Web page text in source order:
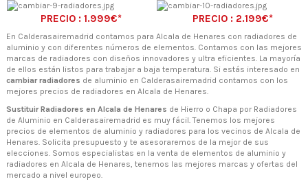
PRECIO : 1.999€* PRECIO : 2.199€*
En Calderasairemadrid contamos para Alcala de Henares con radiadores de
aluminio y con diferentes números de elementos. Contamos con las mejores
marcas de radiadores con diseños innovadores y ultra eficientes. La mayoría
de ellos están listos para trabajar a baja temperatura. Si estás interesado en
cambiar radiadores de aluminio en Calderasairemadrid contamos con los
mejores precios de radiadores en Alcala de Henares.
Sustituir Radiadores en Alcala de Henares de Hierro o Chapa por Radiadores
de Aluminio en Calderasairemadrid es muy fácil. Tenemos los mejores
precios de elementos de aluminio y radiadores para los vecinos de Alcala de
Henares. Solicita presupuesto y te asesoraremos de la mejor de sus
elecciones. Somos especialistas en la venta de elementos de aluminio y
radiadores en Alcala de Henares, tenemos las mejores marcas y ofertas del
mercado a nivel europeo.